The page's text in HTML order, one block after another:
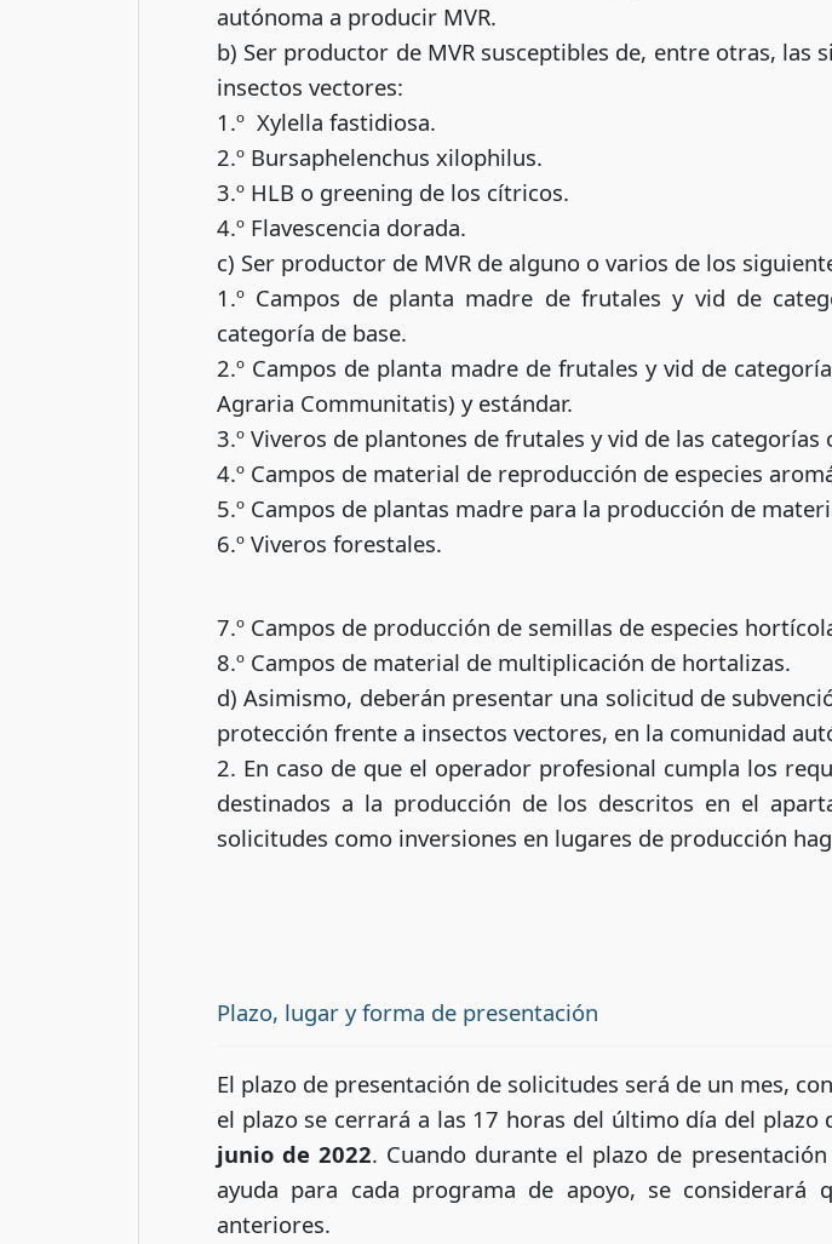
autónoma a producir MVR.
b) Ser productor de MVR susceptibles de, entre otras,
insectos vectores:
1.º Xylella fastidiosa.
2.º Bursaphelenchus xilophilus.
3.º HLB o greening de los cítricos.
4.º Flavescencia dorada.
c) Ser productor de MVR de alguno o varios de los
1.º Campos de planta madre de frutales y vid de
categoría de base.
2.º Campos de planta madre de frutales y vid de
Agraria Communitatis) y estándar.
3.º Viveros de plantones de frutales y vid de las categorías
4.º Campos de material de reproducción de especies
5.º Campos de plantas madre para la producción de
6.º Viveros forestales.
7.º Campos de producción de semillas de especies
8.º Campos de material de multiplicación de hortalizas.
d) Asimismo, deberán presentar una solicitud de
protección frente a insectos vectores, en la comunidad
2. En caso de que el operador profesional cumpla los
destinados a la producción de los descritos en el
solicitudes como inversiones en lugares de producción
Plazo, lugar y forma de presentación
El plazo de presentación de solicitudes será de un mes,
el plazo se cerrará a las 17 horas del último día del plazo
junio de 2022. Cuando durante el plazo de
ayuda para cada programa de apoyo, se
anteriores.